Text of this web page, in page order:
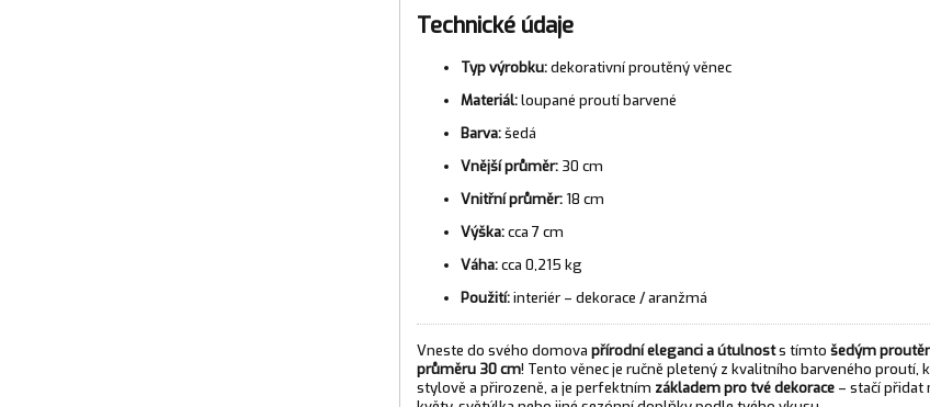
Technické údaje
Typ výrobku:dekorativní proutěný věnec
Materiál:loupané proutí barvené
Barva:šedá
Vnější průměr:30 cm
Vnitřní průměr:18 cm
Výška:cca 7 cm
Váha:cca 0,215 kg
Použití:interiér – dekorace / aranžmá
Vneste do svého domova přírodní eleganci a útulnosts tímto šedým
průměru 30 cm! Tento věnec je ručně pletený z kvalitního barveného proutí,
stylově a přirozeně, a je perfektním základem pro tvé dekorace– stačí přidat